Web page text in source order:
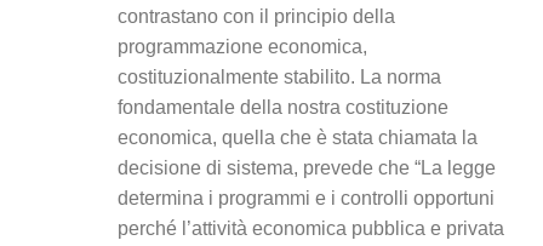
contrastano con il principio della
programmazione economica,
costituzionalmente stabilito. La norma
fondamentale della nostra costituzione
economica, quella che è stata chiamata la
decisione di sistema, prevede che “La legge
determina i programmi e i controlli opportuni
perché l’attività economica pubblica e privata